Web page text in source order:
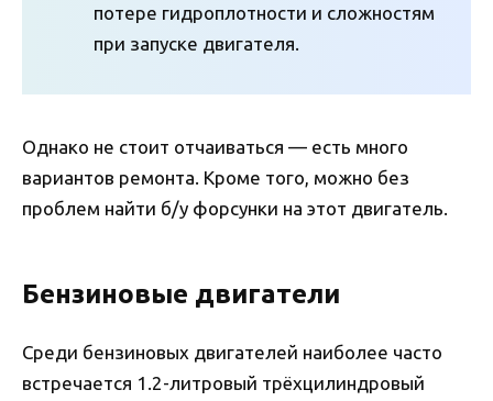
потере гидроплотности и сложностям
при запуске двигателя.
Однако не стоит отчаиваться — есть много
вариантов ремонта. Кроме того, можно без
проблем найти б/у форсунки на этот двигатель.
Бензиновые двигатели
Среди бензиновых двигателей наиболее часто
встречается 1.2-литровый трёхцилиндровый